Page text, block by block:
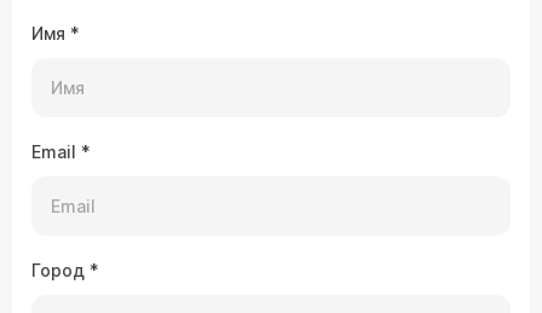
Имя *
Email *
Город *